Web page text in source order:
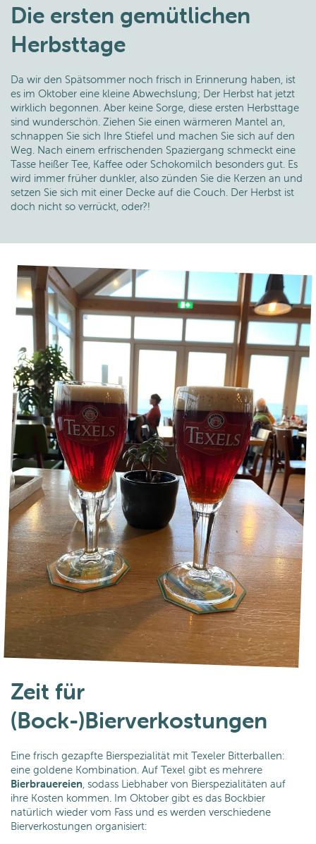
Die ersten gemütlichen
Herbsttage
Da wir den Spätsommer noch frisch in Erinnerung haben, ist
es im Oktober eine kleine Abwechslung; Der Herbst hat jetzt
wirklich begonnen. Aber keine Sorge, diese ersten Herbsttage
sind wunderschön. Ziehen Sie einen wärmeren Mantel an,
schnappen Sie sich Ihre Stiefel und machen Sie sich auf den
Weg. Nach einem erfrischenden Spaziergang schmeckt eine
Tasse heißer Tee, Kaffee oder Schokomilch besonders gut. Es
wird immer früher dunkler, also zünden Sie die Kerzen an und
setzen Sie sich mit einer Decke auf die Couch. Der Herbst ist
doch nicht so verrückt, oder?!
Zeit für
(Bock-)Bierverkostungen
Eine frisch gezapfte Bierspezialität mit Texeler Bitterballen:
eine goldene Kombination. Auf Texel gibt es mehrere
Bierbrauereien, sodass Liebhaber von Bierspezialitäten auf
ihre Kosten kommen. Im Oktober gibt es das Bockbier
natürlich wieder vom Fass und es werden verschiedene
Bierverkostungen organisiert: